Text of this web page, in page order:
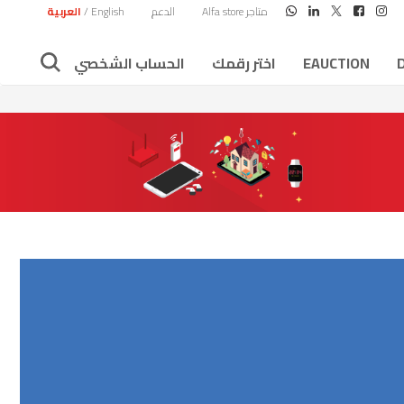
English
/العربية الدعم متاجر Alfa store
EAUCTION اختر رقمك الحساب الشخصي